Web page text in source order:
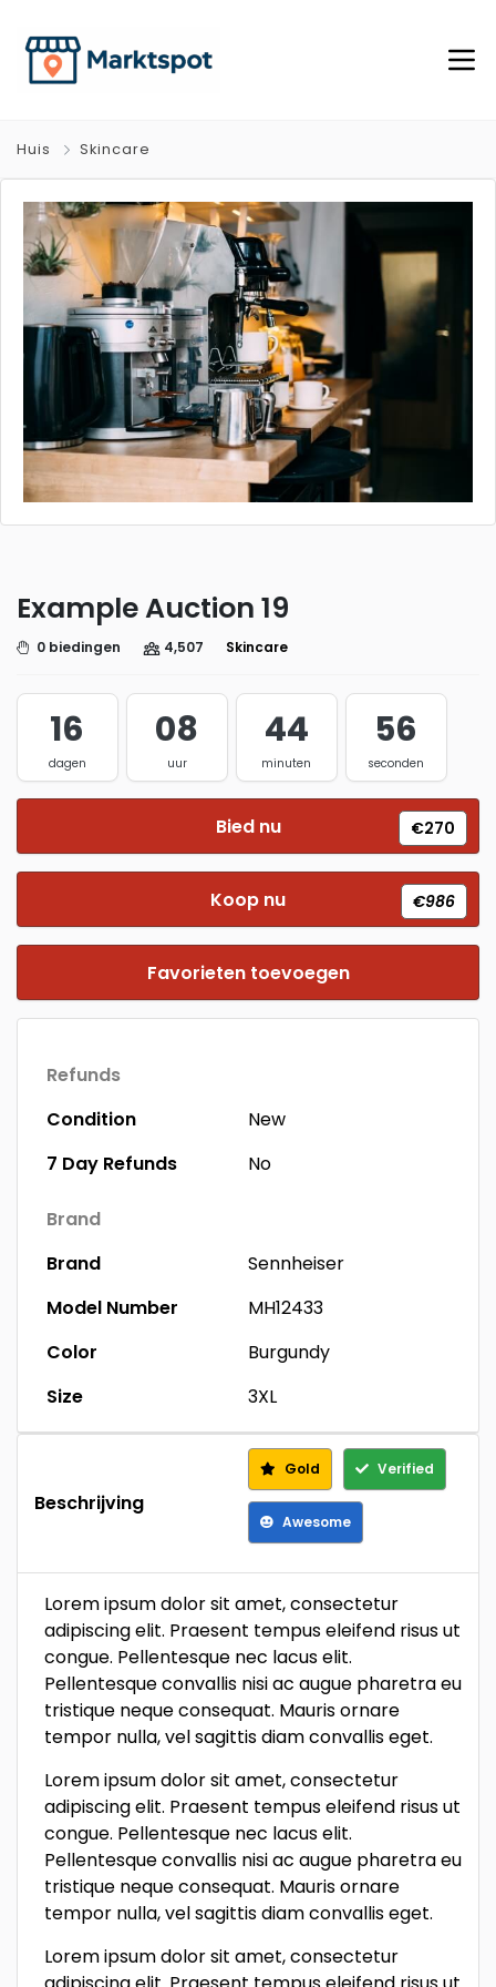
Huis Skincare
Example Auction 19
0 biedingen 4,507 Skincare
16
dagen
08
uur
44
minuten
55
seconden
Bied nu €270
Koop nu €986
Favorieten toevoegen
Refunds
Condition
New
7 Day Refunds
No
Brand
Brand
Sennheiser
Model Number
MH12433
Color
Burgundy
Size
3XL
Beschrijving
Gold Verified
Awesome
Lorem ipsum dolor sit amet, consectetur
adipiscing elit. Praesent tempus eleifend risus ut
congue. Pellentesque nec lacus elit.
Pellentesque convallis nisi ac augue pharetra eu
tristique neque consequat. Mauris ornare
tempor nulla, vel sagittis diam convallis eget.
Lorem ipsum dolor sit amet, consectetur
adipiscing elit. Praesent tempus eleifend risus ut
congue. Pellentesque nec lacus elit.
Pellentesque convallis nisi ac augue pharetra eu
tristique neque consequat. Mauris ornare
tempor nulla, vel sagittis diam convallis eget.
Lorem ipsum dolor sit amet, consectetur